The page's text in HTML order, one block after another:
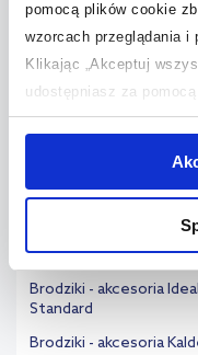
pomocą plików cookie
wzorcach przeglądania i
Klikając „Akceptuj
udostępniasz za
użytkowników
jednak, że zablokowane
na sposób dostarczania
Aby uzyskać więcej
kliknij „Ustawienia
informacji na temat
Brodziki - akcesoria
Brodziki - akcesoria
Brodziki - akcesoria
Brodziki - akcesoria
Brodziki - akcesoria
Brodziki - akcesoria
Brodziki - akcesoria
Brodziki - akcesoria Ideal
Standard
Brodziki - akcesoria